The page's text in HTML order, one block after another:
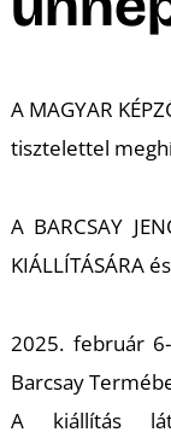
A MAGYAR
tisztelettel
A BARCSAY
KIÁLLÍTÁSÁRA
2025. február
Barcsay
A kiállítás